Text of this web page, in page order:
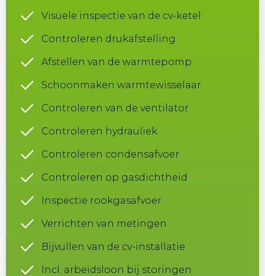
Visuele inspectie van de cv-ketel
Controleren drukafstelling
Afstellen van de warmtepomp
Schoonmaken warmtewisselaar
Controleren van de ventilator
Controleren hydrauliek
Controleren condensafvoer
Controleren op gasdichtheid
Inspectie rookgasafvoer
Verrichten van metingen
Bijvullen van de cv-installatie
Incl. arbeidsloon bij storingen